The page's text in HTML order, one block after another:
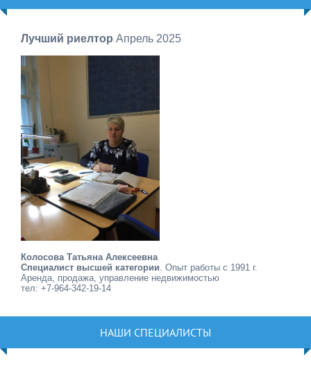
Лучший риелтор Апрель 2025
Колосова Татьяна Алексеевна
Специалист высшей категории . Опыт работы с 1991 г.
Аренда, продажа, управление недвижимостью
тел: +7-964-342-19-14
НАШИ СПЕЦИАЛИСТЫ